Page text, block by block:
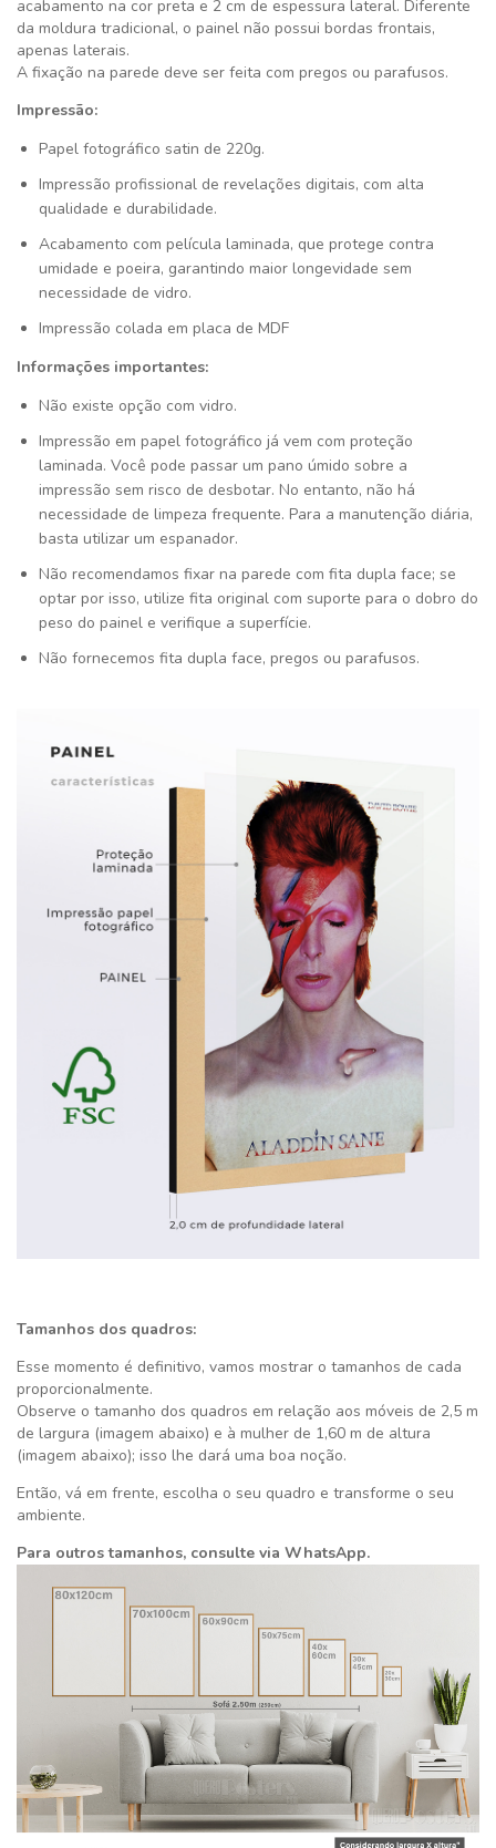
acabamento na cor preta e 2 cm de espessura lateral. Diferente
da moldura tradicional, o painel não possui bordas frontais,
apenas laterais.
A fixação na parede deve ser feita com pregos ou parafusos.
Impressão:
Papel fotográfico satin de 220g.
Impressão profissional de revelações digitais, com alta
qualidade e durabilidade.
Acabamento com película laminada, que protege contra
umidade e poeira, garantindo maior longevidade sem
necessidade de vidro.
Impressão colada em placa de MDF
Informações importantes:
Não existe opção com vidro.
Impressão em papel fotográfico já vem com proteção
laminada. Você pode passar um pano úmido sobre a
impressão sem risco de desbotar. No entanto, não há
necessidade de limpeza frequente. Para a manutenção diária,
basta utilizar um espanador.
Não recomendamos fixar na parede com fita dupla face; se
optar por isso, utilize fita original com suporte para o dobro do
peso do painel e verifique a superfície.
Não fornecemos fita dupla face, pregos ou parafusos.
Tamanhos dos quadros:
Esse momento é definitivo, vamos mostrar o tamanhos de cada
proporcionalmente.
Observe o tamanho dos quadros em relação aos móveis de 2,5 m
de largura (imagem abaixo) e à mulher de 1,60 m de altura
(imagem abaixo); isso lhe dará uma boa noção.
Então, vá em frente, escolha o seu quadro e transforme o seu
ambiente.
Para outros tamanhos, consulte via WhatsApp.